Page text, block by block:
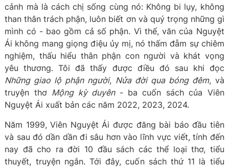
cảnh mà là cách chị sống cùng nó: Không bi lụy, không
than thân trách phận, luôn biết ơn và quý trọng những gì
mình có - bao gồm cả số phận. Vì thế, văn của Nguyệt
Ái không mang giọng điệu ủy mị, nó thấm đẫm sự chiêm
nghiệm, thấu hiểu thân phận con người và khát vọng
yêu thương. Tôi đã thấy được điều đó sau khi đọc
Những giao lộ phận người, Nửa đời qua bóng đêm, và
truyện thơ Mộng kỳ duyên - ba cuốn sách của Viên
Nguyệt Ái xuất bản các năm 2022, 2023, 2024.
Năm 1999, Viên Nguyệt Ái được đăng bài báo đầu tiên
và sau đó dần dần đi sâu hơn vào lĩnh vực viết, tính đến
nay đã cho ra đời 10 đầu sách các thể loại thơ, tiểu
thuyết, truyện ngắn. Tới đây, cuốn sách thứ 11 là tiểu